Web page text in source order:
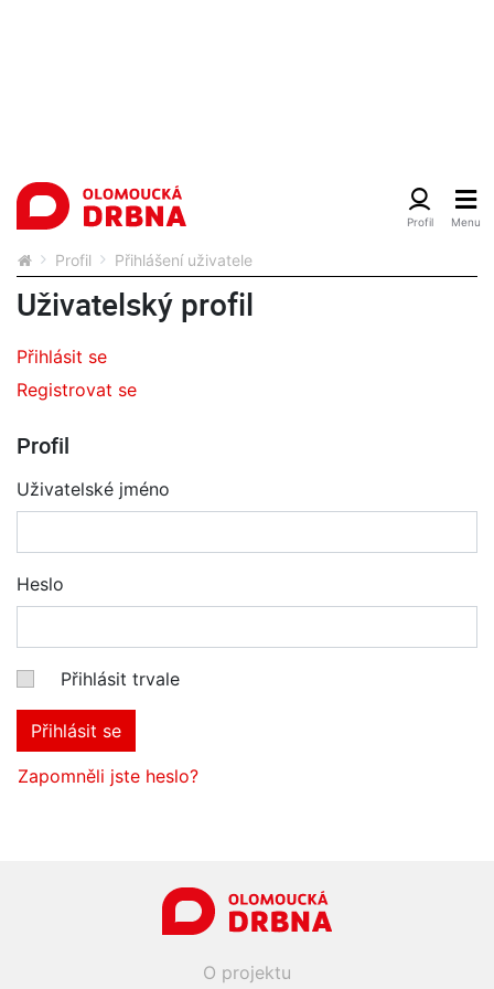
Profil Přihlášení uživatele
Uživatelský profil
Přihlásit se
Registrovat se
Profil
Uživatelské jméno
Heslo
Přihlásit trvale
Přihlásit se
Zapomněli jste heslo?
O projektu